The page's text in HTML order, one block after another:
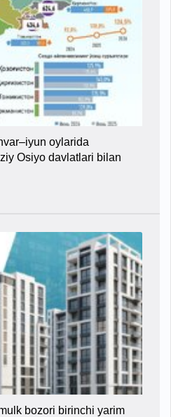
oylarida
Osiyo davlatlari bilan
bozori birinchi yarim